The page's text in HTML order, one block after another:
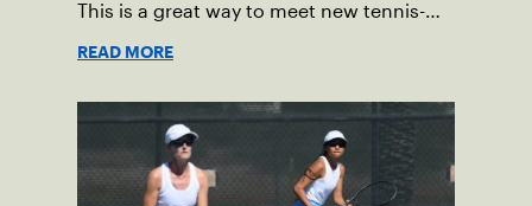
This is a great way to meet new tennis-
READ MORE